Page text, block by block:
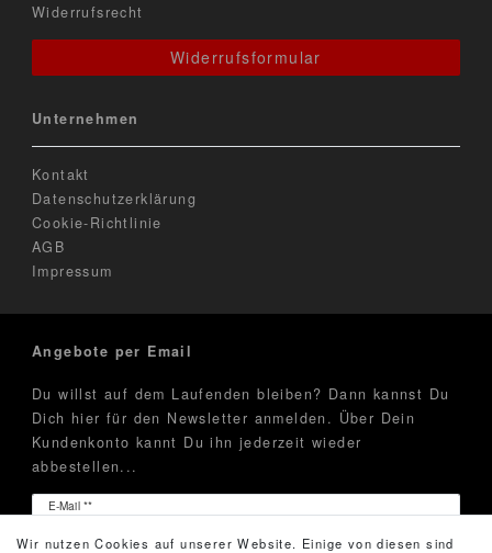
Widerrufsrecht
Widerrufsformular
Unternehmen
Kontakt
Datenschutzerklärung
Cookie-Richtlinie
AGB
Impressum
Angebote per Email
Du willst auf dem Laufenden bleiben? Dann kannst Du
Dich hier für den Newsletter anmelden. Über Dein
Kundenkonto kannt Du ihn jederzeit wieder
abbestellen...
E-Mail **
Newsletter
Wir nutzen Cookies auf unserer Website. Einige von diesen sind